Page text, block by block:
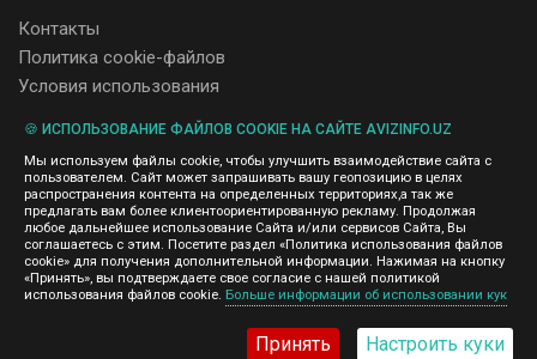
Контакты
Политика cookie-файлов
Условия использования
содержание размещенных объявлений.
Мы ценим конфиденциальность наших пользователей. Мы не
передаем и не продаем личную информацию зарегистрированных
пользователей AvizInfo.uz третьим лицам. Мы не отвечаем за
правила конфиденциальности сайтов на которые ссылается
AvizInfo.uz. На некоторых страницах нашего сайта представлена
реклама Google Adsense Advertising Network. Чтобы узнать
подробней о правилах конфиденциальности Googleнажмите тут
🍪 ИСПОЛЬЗОВАНИЕ ФАЙЛОВ COOKIE НА САЙТЕ AVIZINFO.UZ
Мы используем файлы cookie, чтобы улучшить взаимодействие сайта с
пользователем. Сайт может запрашивать вашу геопозицию в целях
распространения контента на определенных территориях,а так же
предлагать вам более клиентоориентированную рекламу. Продолжая
любое дальнейшее использование Сайта и/или сервисов Сайта, Вы
соглашаетесь с этим. Посетите раздел «Политика использования файлов
cookie» для получения дополнительной информации. Нажимая на кнопку
«Принять», вы подтверждаете свое согласие с нашей политикой
использования файлов cookie. Больше информации об использовании кук
Принять Настроить куки